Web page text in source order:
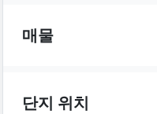
매물
단지 위치